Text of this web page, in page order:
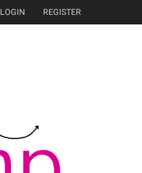
LOGIN REGISTER